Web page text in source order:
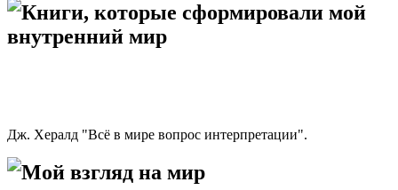
Книги, которые сформировали мой
внутренний мир
Дж. Хералд "Всё в мире вопрос интерпретации".
Мой взгляд на мир